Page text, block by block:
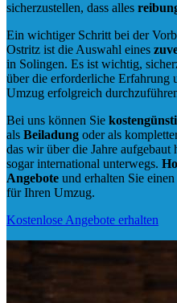
sicherzustellen, dass alles
Ein wichtiger Schritt bei der
Ostritz ist die Auswahl eines
in Solingen. Es ist wichtig,
über die erforderliche Erfahrung
Umzug erfolgreich
Bei uns können Sie
als Beiladung oder als
das wir über die Jahre aufgebaut
sogar international unterwegs.
Angebote und erhalten Sie
für Ihren Umzug.
Kostenlose Angebote erhalten